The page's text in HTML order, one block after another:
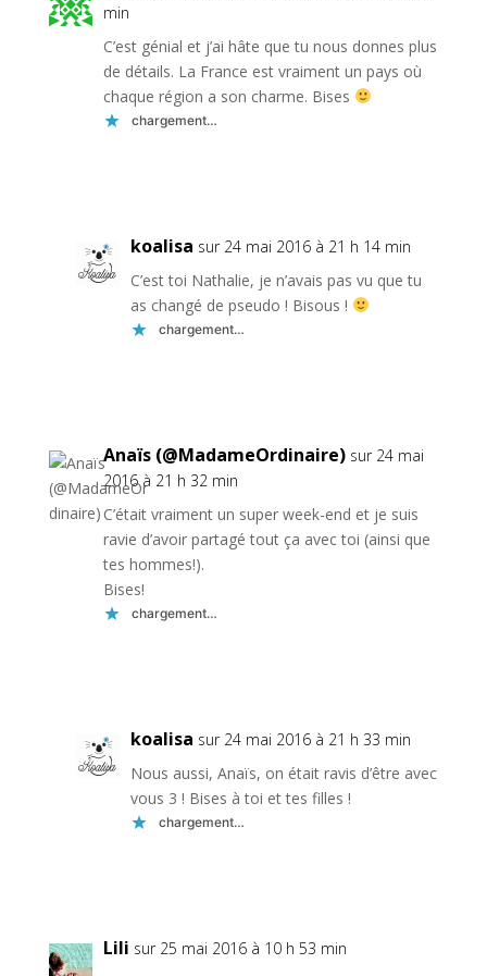
min
C’est génial et j’ai hâte que tu nous donnes plus
de détails. La France est vraiment un pays où
chaque région a son charme. Bises
chargement…
koalisa sur 24 mai 2016 à 21 h 14 min
C’est toi Nathalie, je n’avais pas vu que tu
as changé de pseudo ! Bisous !
chargement…
Anaïs (@MadameOrdinaire) sur 24 mai
2016 à 21 h 32 min
C’était vraiment un super week-end et je suis
ravie d’avoir partagé tout ça avec toi (ainsi que
tes hommes!).
Bises!
chargement…
koalisa sur 24 mai 2016 à 21 h 33 min
Nous aussi, Anaïs, on était ravis d’être avec
vous 3 ! Bises à toi et tes filles !
chargement…
Lili sur 25 mai 2016 à 10 h 53 min